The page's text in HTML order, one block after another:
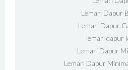
Lemari Dapur
Lemari Dapur
lemari dapur
Lemari Dapur
Lemari Dapur